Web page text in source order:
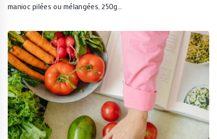
manioc pilées ou mélangées, 250g…